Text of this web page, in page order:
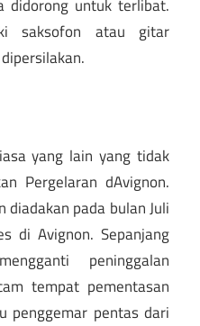
didorong untuk terlibat.
saksofon atau gitar
yang lain yang tidak
Pergelaran dAvignon.
pada bulan Juli
di Avignon. Sepanjang
peninggalan
tempat pementasan
penggemar pentas dari